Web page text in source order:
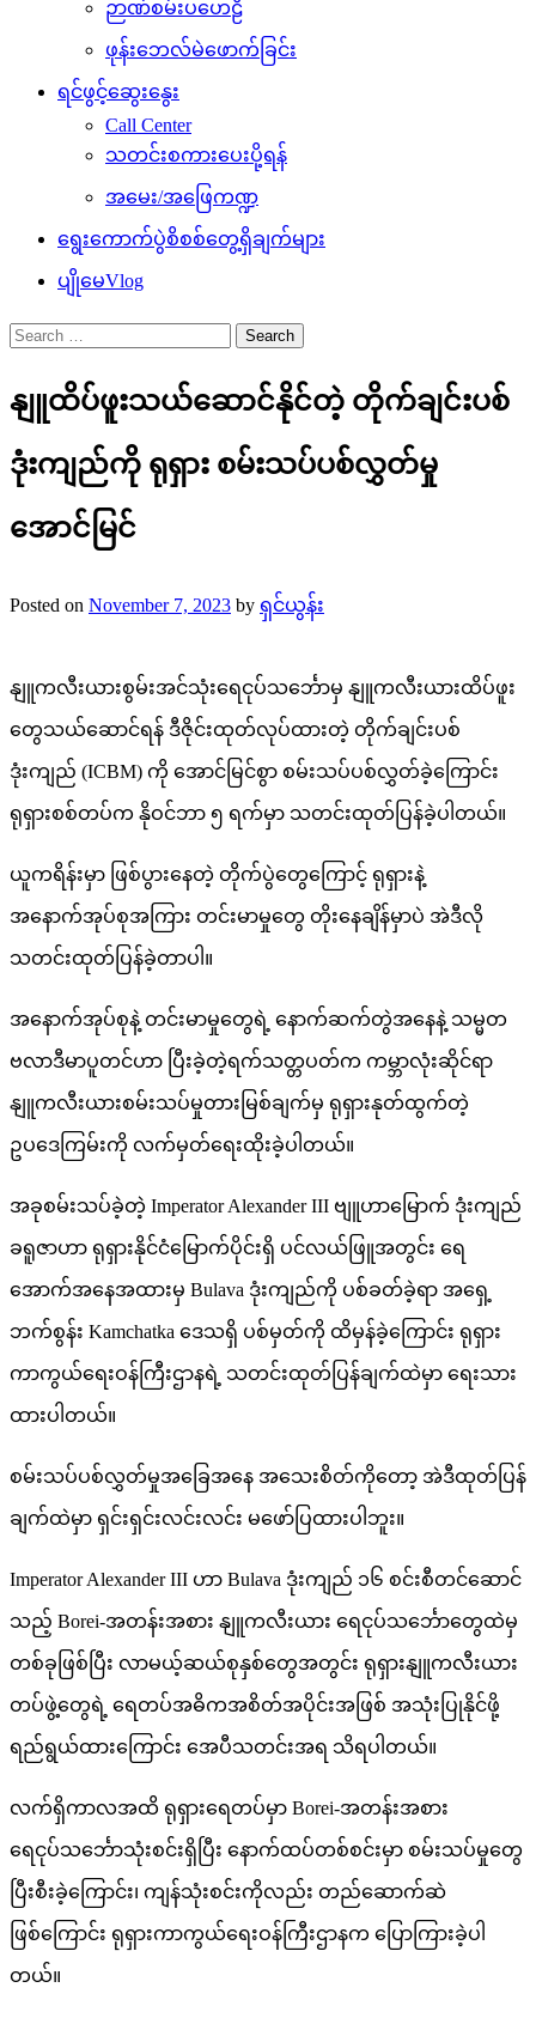
ဉာဏ်စမ်းပဟေဠိ
ဖုန်းဘေလ်မဲဖောက်ခြင်း
ရင်ဖွင့်ဆွေးနွေး
Call Center
သတင်းစကားပေးပို့ရန်
အမေး/အဖြေကဏ္ဍ
ရွေးကောက်ပွဲစိစစ်တွေ့ရှိချက်များ
ပျိုမေVlog
Search
for:
နျူထိပ်ဖူးသယ်ဆောင်နိုင်တဲ့ တိုက်ချင်းပစ်
ဒုံးကျည်ကို ရုရှား စမ်းသပ်ပစ်လွှတ်မှု
အောင်မြင်
Posted on November 7, 2023 by ရှင်ယွန်း
နျူကလီးယားစွမ်းအင်သုံးရေငုပ်သင်္ဘောမှ နျူကလီးယားထိပ်ဖူး
တွေသယ်ဆောင်ရန် ဒီဇိုင်းထုတ်လုပ်ထားတဲ့ တိုက်ချင်းပစ်
ဒုံးကျည် (ICBM) ကို အောင်မြင်စွာ စမ်းသပ်ပစ်လွှတ်ခဲ့ကြောင်း
ရုရှားစစ်တပ်က နိုဝင်ဘာ ၅ ရက်မှာ သတင်းထုတ်ပြန်ခဲ့ပါတယ်။
ယူကရိန်းမှာ ဖြစ်ပွားနေတဲ့ တိုက်ပွဲတွေကြောင့် ရုရှားနဲ့
အနောက်အုပ်စုအကြား တင်းမာမှုတွေ တိုးနေချိန်မှာပဲ အဲဒီလို
သတင်းထုတ်ပြန်ခဲ့တာပါ။
အနောက်အုပ်စုနဲ့ တင်းမာမှုတွေရဲ့ နောက်ဆက်တွဲအနေနဲ့ သမ္မတ
ဗလာဒီမာပူတင်ဟာ ပြီးခဲ့တဲ့ရက်သတ္တပတ်က ကမ္ဘာလုံးဆိုင်ရာ
နျူကလီးယားစမ်းသပ်မှုတားမြစ်ချက်မှ ရုရှားနုတ်ထွက်တဲ့
ဥပဒေကြမ်းကို လက်မှတ်ရေးထိုးခဲ့ပါတယ်။
အခုစမ်းသပ်ခဲ့တဲ့ Imperator Alexander III ဗျူဟာမြောက် ဒုံးကျည်
ခရူဇာဟာ ရုရှားနိုင်ငံမြောက်ပိုင်းရှိ ပင်လယ်ဖြူအတွင်း ရေ
အောက်အနေအထားမှ Bulava ဒုံးကျည်ကို ပစ်ခတ်ခဲ့ရာ အရှေ့
ဘက်စွန်း Kamchatka ဒေသရှိ ပစ်မှတ်ကို ထိမှန်ခဲ့ကြောင်း ရုရှား
ကာကွယ်ရေးဝန်ကြီးဌာနရဲ့ သတင်းထုတ်ပြန်ချက်ထဲမှာ ရေးသား
ထားပါတယ်။
စမ်းသပ်ပစ်လွှတ်မှုအခြေအနေ အသေးစိတ်ကိုတော့ အဲဒီထုတ်ပြန်
ချက်ထဲမှာ ရှင်းရှင်းလင်းလင်း မဖော်ပြထားပါဘူး။
Imperator Alexander III ဟာ Bulava ဒုံးကျည် ၁၆ စင်းစီတင်ဆောင်
သည့် Borei-အတန်းအစား နျူကလီးယား ရေငုပ်သင်္ဘောတွေထဲမှ
တစ်ခုဖြစ်ပြီး လာမယ့်ဆယ်စုနှစ်တွေအတွင်း ရုရှားနျူကလီးယား
တပ်ဖွဲ့တွေရဲ့ ရေတပ်အဓိကအစိတ်အပိုင်းအဖြစ် အသုံးပြုနိုင်ဖို့
ရည်ရွယ်ထားကြောင်း အေပီသတင်းအရ သိရပါတယ်။
လက်ရှိကာလအထိ ရုရှားရေတပ်မှာ Borei-အတန်းအစား
ရေငုပ်သင်္ဘောသုံးစင်းရှိပြီး နောက်ထပ်တစ်စင်းမှာ စမ်းသပ်မှုတွေ
ပြီးစီးခဲ့ကြောင်း၊ ကျန်သုံးစင်းကိုလည်း တည်ဆောက်ဆဲ
ဖြစ်ကြောင်း ရုရှားကာကွယ်ရေးဝန်ကြီးဌာနက ပြောကြားခဲ့ပါ
တယ်။